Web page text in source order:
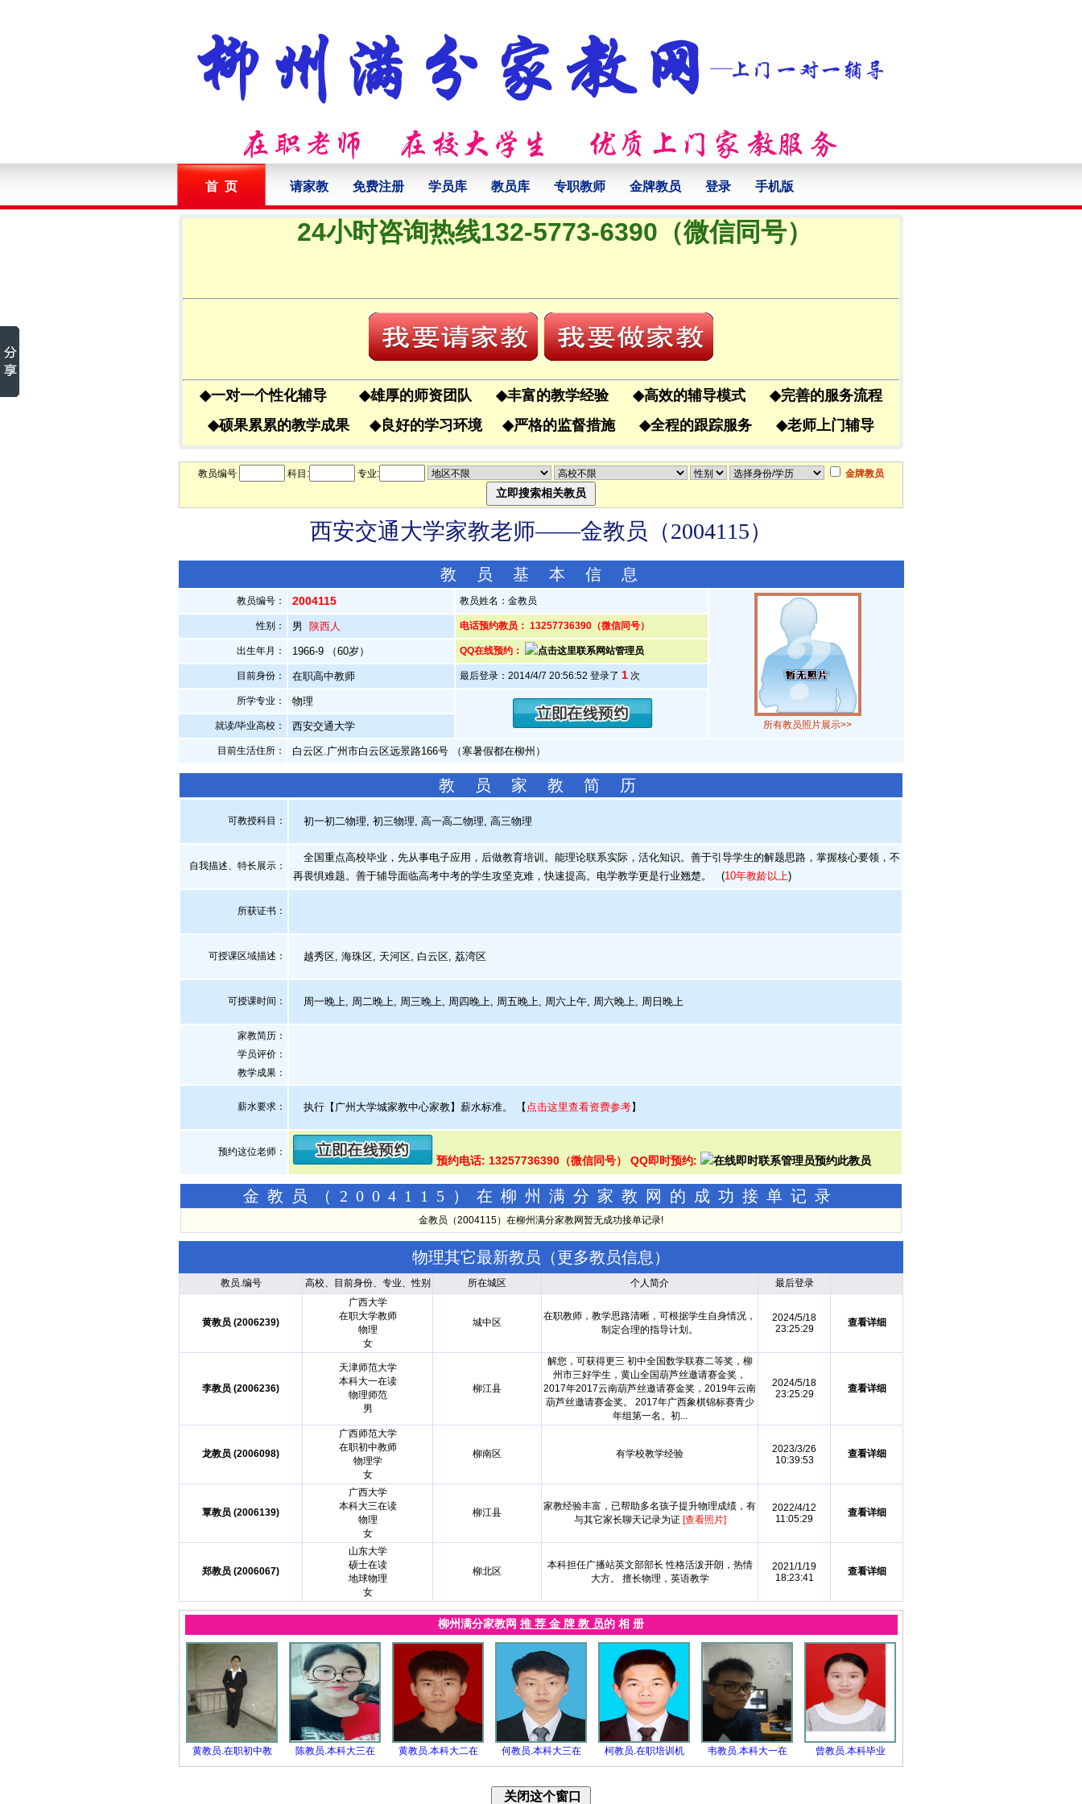
首 页 请家教 免费注册 学员库 教员库 专职教师 金牌教员 登录 手机版
24小时咨询热线132-5773-6390（微信同号）
◆一对一个性化辅导 ◆雄厚的师资团队 ◆丰富的教学经验 ◆高效的辅导模式 ◆完善的服务流程
◆硕果累累的教学成果 ◆良好的学习环境 ◆严格的监督措施 ◆全程的跟踪服务 ◆老师上门辅导
教员编号 科目: 专业: 金牌教员
西安交通大学家教老师——金教员（2004115）
教 员 基 本 信 息
教员编号： 2004115 教员姓名：金教员
所有教员照片展示>>
性别： 男 陕西人 电话预约教员： 13257736390（微信同号）
出生年月： 1966-9 （60岁） QQ在线预约：
目前身份： 在职高中教师 最后登录：2014/4/7 20:56:52 登录了 1次
所学专业： 物理
就读/毕业高校： 西安交通大学
目前生活住所： 白云区.广州市白云区远景路166号 （寒暑假都在柳州）
教 员 家 教 简 历
可教授科目： 初一初二物理, 初三物理, 高一高二物理, 高三物理
自我描述、特长展示 ：
全国重点高校毕业，先从事电子应用，后做教育培训。能理论联系实际，活化知识。善于引导学生的解题思路，掌握核心要领，不
再畏惧难题。善于辅导面临高考中考的学生攻坚克难，快速提高。电学教学更是行业翘楚。
(10年教龄以上)
所获证书 ：
可授课区域描述： 越秀区, 海珠区, 天河区, 白云区, 荔湾区
可授课时间： 周一晚上, 周二晚上, 周三晚上, 周四晚上, 周五晚上, 周六上午, 周六晚上, 周日晚上
家教简历：
学员评价：
教学成果：
薪水要求： 执行【广州大学城家教中心家教】薪水标准。 【 点击这里查看资费参考】
预约这位老师：
预约电话: 13257736390（微信同号） QQ即时预约:
金教员（2004115）在柳州满分家教网的成功接单记录
金教员（2004115）在柳州满分家教网暂无成功接单记录!
物理其它最新教员（更多教员信息 ）
教员.编号 高校、目前身份、专业、性别 所在城区 个人简介 最后登录
黄教员 (2006239)
广西大学
在职大学教师
物理
女
城中区
在职教师，教学思路清晰，可根据学生自身情况，
制定合理的指导计划。
2024/5/18
23:25:29
查看详细
李教员 (2006236)
天津师范大学
本科大一在读
物理师范
男
柳江县
解您，可获得更三 初中全国数学联赛二等奖，柳
州市三好学生，黄山全国葫芦丝邀请赛金奖，
2017年2017云南葫芦丝邀请赛金奖，2019年云南
葫芦丝邀请赛金奖。 2017年广西象棋锦标赛青少
年组第一名。初...
2024/5/18
23:25:29
查看详细
龙教员 (2006098)
广西师范大学
在职初中教师
物理学
女
柳南区 有学校教学经验
2023/3/26
10:39:53
查看详细
覃教员 (2006139)
广西大学
本科大三在读
物理
女
柳江县
家教经验丰富，已帮助多名孩子提升物理成绩，有
与其它家长聊天记录为证 [查看照片]
2022/4/12
11:05:29
查看详细
郑教员 (2006067)
山东大学
硕士在读
地球物理
女
柳北区
本科担任广播站英文部部长 性格活泼开朗，热情
大方。 擅长物理，英语教学
2021/1/19
18:23:41
查看详细
柳州满分家教网 推 荐 金 牌 教 员的 相 册
黄教员.在职初中教 陈教员.本科大三在 黄教员.本科大二在 何教员.本科大三在 柯教员.在职培训机 韦教员.本科大一在 曾教员.本科毕业